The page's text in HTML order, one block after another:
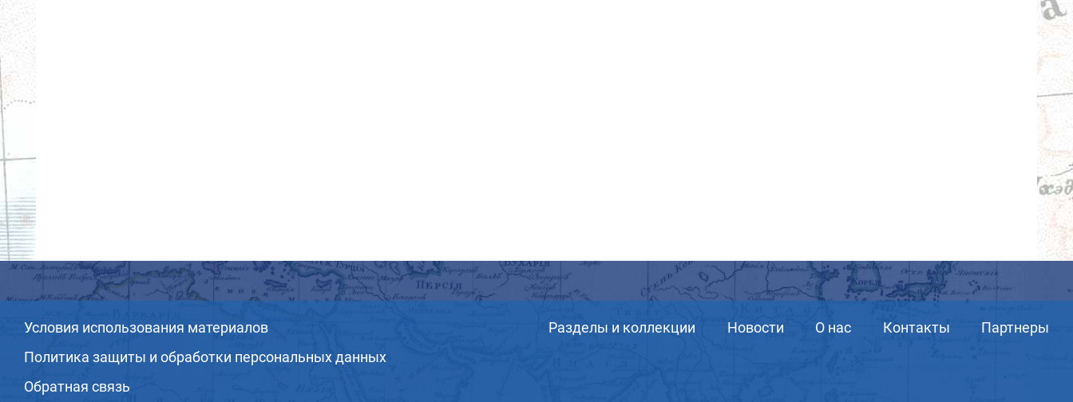
Условия использования материалов
Политика защиты и обработки персональных данных
Обратная связь
Разделы и коллекции Новости О нас Контакты Партнеры